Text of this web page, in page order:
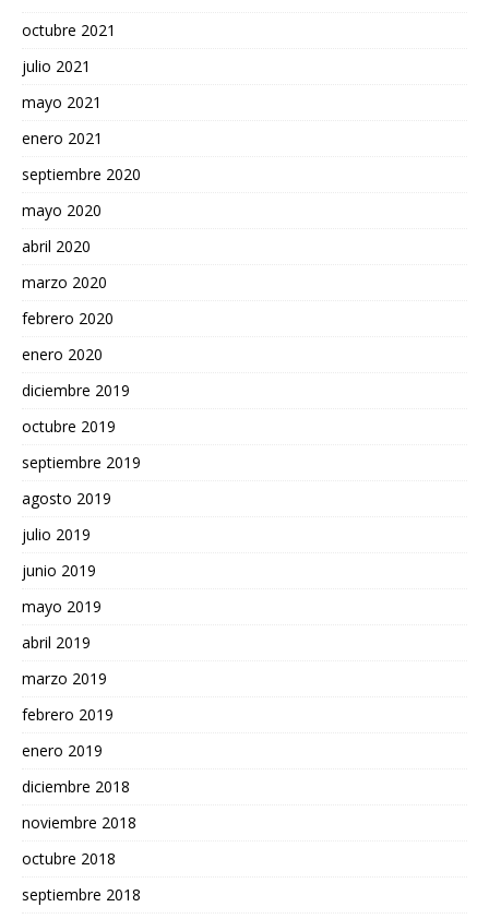
octubre 2021
julio 2021
mayo 2021
enero 2021
septiembre 2020
mayo 2020
abril 2020
marzo 2020
febrero 2020
enero 2020
diciembre 2019
octubre 2019
septiembre 2019
agosto 2019
julio 2019
junio 2019
mayo 2019
abril 2019
marzo 2019
febrero 2019
enero 2019
diciembre 2018
noviembre 2018
octubre 2018
septiembre 2018